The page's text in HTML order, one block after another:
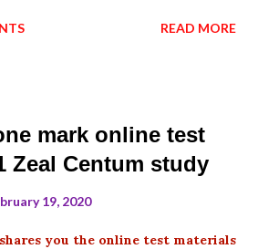
READ MORE
mark online test
Zeal Centum study
19, 2020
you the online test materials